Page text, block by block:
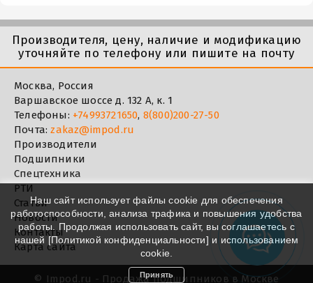
Производителя, цену, наличие и модификацию
уточняйте по телефону или пишите на почту
Москва, Россия
Варшавское шоссе д. 132 А, к. 1
Телефоны: +74993721650, 8(800)200-27-50
Почта:zakaz@impod.ru
Производители
Подшипники
Спецтехника
РТИ
Статьи
Новости
Контакты
Карта сайта
© Impod.ru - Продажа подшипников в Москве
Наш сайт использует файлы cookie для обеспечения
работоспособности, анализа трафика и повышения удобства
работы. Продолжая использовать сайт, вы соглашаетесь с
нашей [Политикой конфиденциальности] и использованием
cookie.
Принять